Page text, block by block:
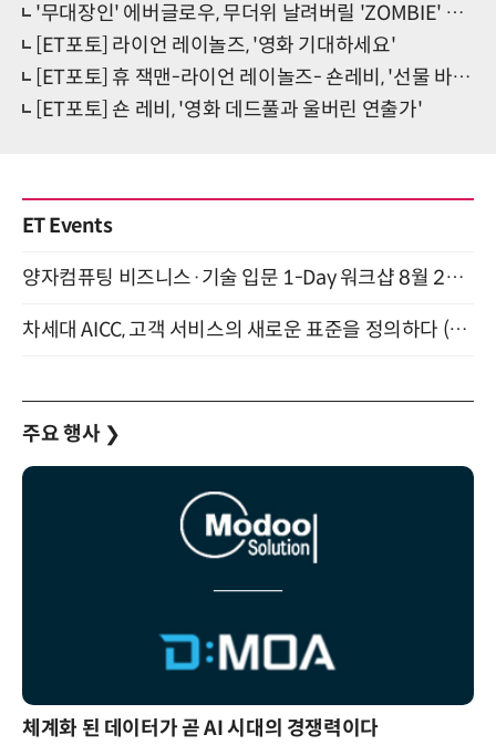
'무대장인' 에버글로우, 무더위 날려버릴 'ZOMBIE' 테마카페 오픈
[ET포토] 라이언 레이놀즈, '영화 기대하세요'
[ET포토] 휴 잭맨-라이언 레이놀즈- 숀레비, '선물 바로 입어보기'
[ET포토] 숀 레비, '영화 데드풀과 울버린 연출가'
ET Events
양자컴퓨팅 비즈니스·기술 입문 1-Day 워크샵 8월 28일 개최
차세대 AICC, 고객 서비스의 새로운 표준을 정의하다 (9/9)
주요 행사 ❯
체계화 된 데이터가 곧 AI 시대의 경쟁력이다